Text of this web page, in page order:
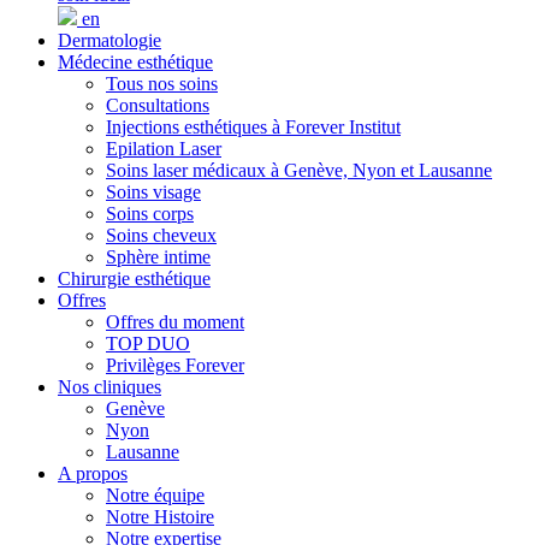
en
Dermatologie
Médecine esthétique
Tous nos soins
Consultations
Injections esthétiques à Forever Institut
Epilation Laser
Soins laser médicaux à Genève, Nyon et Lausanne
Soins visage
Soins corps
Soins cheveux
Sphère intime
Chirurgie esthétique
Offres
Offres du moment
TOP DUO
Privilèges Forever
Nos cliniques
Genève
Nyon
Lausanne
A propos
Notre équipe
Notre Histoire
Notre expertise